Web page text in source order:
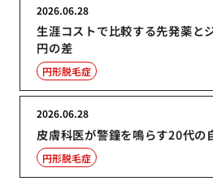
生涯コストで比較する先発薬と
円の差
2026.06.28
円形脱毛症
皮膚科医が警鐘を鳴らす20代の
2026.06.28
円形脱毛症